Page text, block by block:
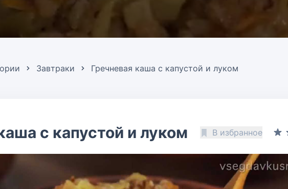
Завтраки Гречневая каша с капустой и луком
с капустой и луком В избранное